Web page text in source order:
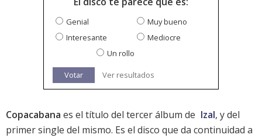
Genial
Muy bueno
Interesante
Mediocre
Un rollo
Votar Ver resultados
Copacabana es el título del tercer álbum de Izal, y del
primer single del mismo. Es el disco que da continuidad a